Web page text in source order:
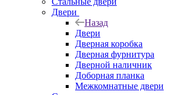
Двери
Назад
Двери
Дверная коробка
Дверная фурнитура
Дверной наличник
Доборная планка
Межкомнатные двери